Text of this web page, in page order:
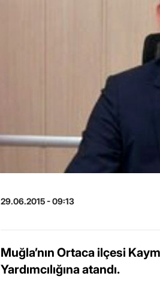
29.06.2015 - 09:13
Muğla’nın Ortaca ilçesi
Yardımcılığına atandı.